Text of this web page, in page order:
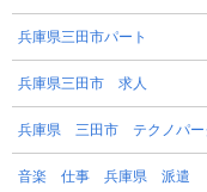
兵庫県三田市パート
兵庫県三田市 求人
兵庫県 三田市 テクノパ
音楽 仕事 兵庫県 派遣